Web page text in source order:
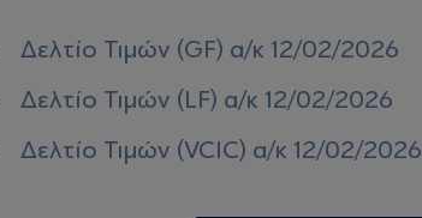
Δελτίο Τιμών (GF) α/κ 12/02/2026
Δελτίο Τιμών (LF) α/κ 12/02/2026
Δελτίο Τιμών (VCIC) α/κ 12/02/2026